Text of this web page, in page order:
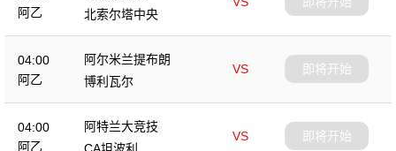
阿乙
北索尔塔中央
04:00
阿乙
阿尔米兰提布朗
VS
博利瓦尔
即将开始
04:00
阿乙
阿特兰大竞技
VS
即将开始